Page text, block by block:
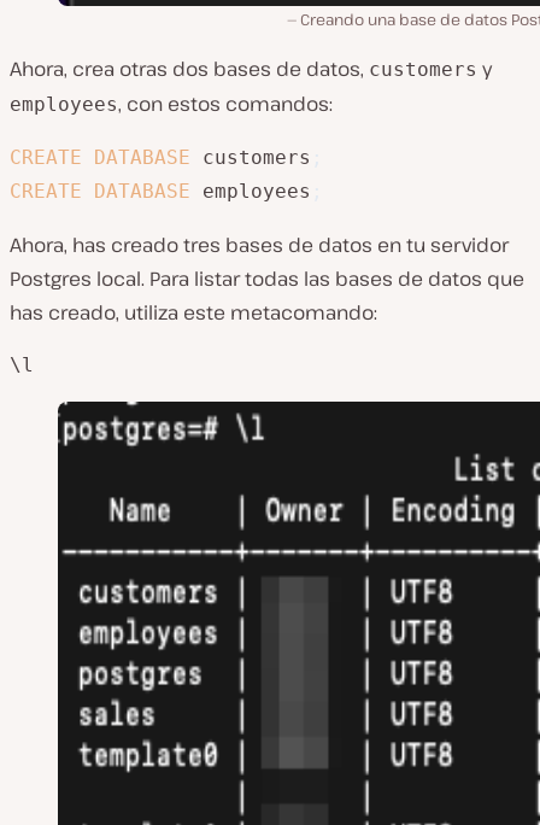
Creando una base de datos
Ahora, crea otras dos bases de datos, customers y
employees, con estos comandos:
CREATE DATABASE customers
CREATE
DATABASE employees
Ahora, has creado tres bases de datos en tu servidor
Postgres local. Para listar todas las bases de datos que
has creado, utiliza este metacomando:
\l